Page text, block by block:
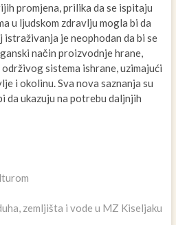
promjena, prilika da se ispitaju
u ljudskom zdravlju mogla bi da
istraživanja je neophodan da bi se
način proizvodnje hrane,
sistema ishrane, uzimajući
i okolinu. Sva nova saznanja su
da ukazuju na potrebu daljnjih
zemljišta i vode u MZ Kiseljaku